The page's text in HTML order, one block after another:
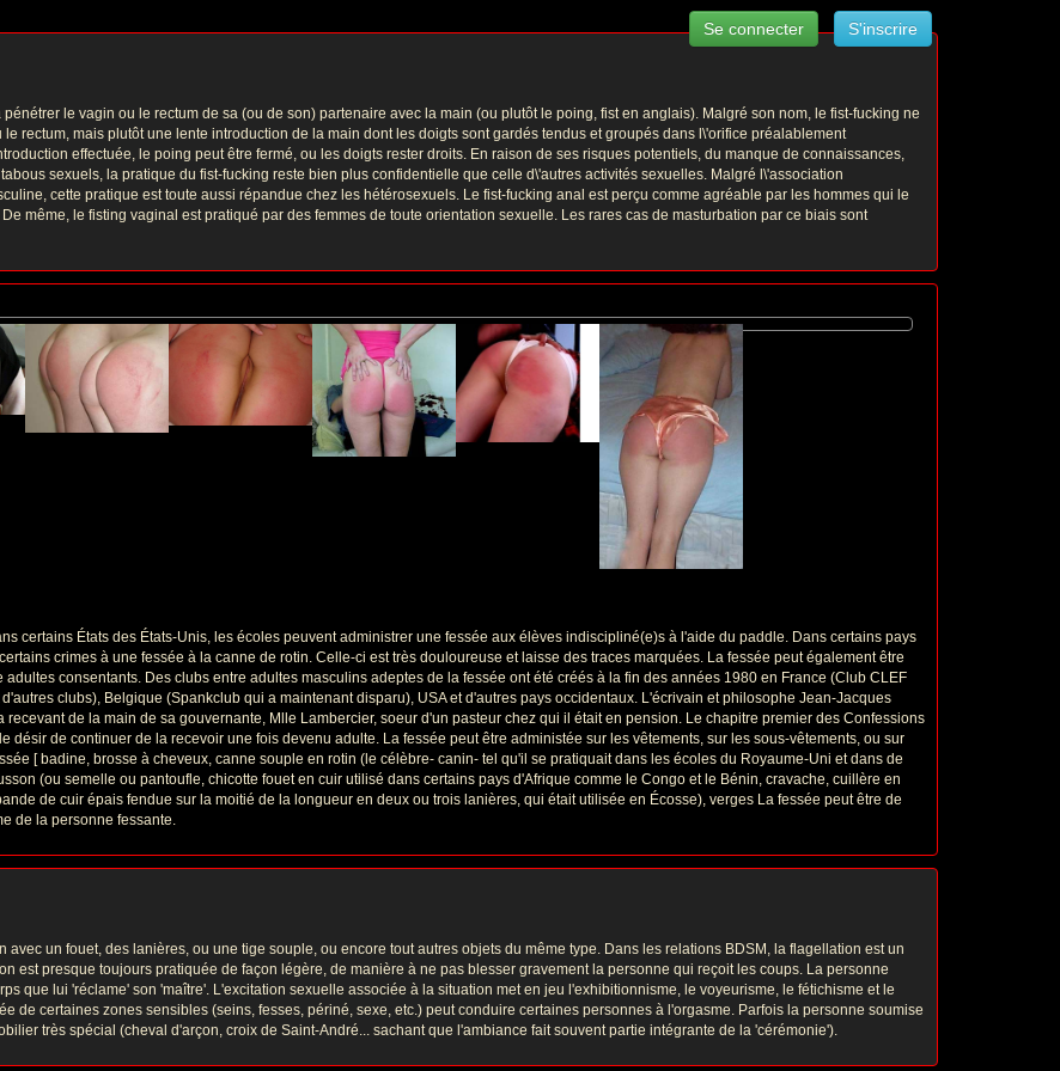
Se connecter S'inscrire
le vagin ou le rectum de sa (ou de son) partenaire avec la main (ou plutôt le poing, fist en anglais). Malgré son nom, le fist-fucking ne
rectum, mais plutôt une lente introduction de la main dont les doigts sont gardés tendus et groupés dans l\'orifice préalablement
effectuée, le poing peut être fermé, ou les doigts rester droits. En raison de ses risques potentiels, du manque de connaissances,
sexuels, la pratique du fist-fucking reste bien plus confidentielle que celle d\'autres activités sexuelles. Malgré l\'association
cette pratique est toute aussi répandue chez les hétérosexuels. Le fist-fucking anal est perçu comme agréable par les hommes qui le
même, le fisting vaginal est pratiqué par des femmes de toute orientation sexuelle. Les rares cas de masturbation par ce biais sont
certains États des États-Unis, les écoles peuvent administrer une fessée aux élèves indiscipliné(e)s à l'aide du paddle. Dans certains pays
crimes à une fessée à la canne de rotin. Celle-ci est très douloureuse et laisse des traces marquées. La fessée peut également être
consentants. Des clubs entre adultes masculins adeptes de la fessée ont été créés à la fin des années 1980 en France (Club CLEF
clubs), Belgique (Spankclub qui a maintenant disparu), USA et d'autres pays occidentaux. L'écrivain et philosophe Jean-Jacques
de la main de sa gouvernante, Mlle Lambercier, soeur d'un pasteur chez qui il était en pension. Le chapitre premier des Confessions
désir de continuer de la recevoir une fois devenu adulte. La fessée peut être administée sur les vêtements, sur les sous-vêtements, ou sur
[ badine, brosse à cheveux, canne souple en rotin (le célèbre- canin- tel qu'il se pratiquait dans les écoles du Royaume-Uni et dans de
(ou semelle ou pantoufle, chicotte fouet en cuir utilisé dans certains pays d'Afrique comme le Congo et le Bénin, cravache, cuillère en
de cuir épais fendue sur la moitié de la longueur en deux ou trois lanières, qui était utilisée en Écosse), verges La fessée peut être de
de la personne fessante.
un fouet, des lanières, ou une tige souple, ou encore tout autres objets du même type. Dans les relations BDSM, la flagellation est un
est presque toujours pratiquée de façon légère, de manière à ne pas blesser gravement la personne qui reçoit les coups. La personne
que lui 'réclame' son 'maître'. L'excitation sexuelle associée à la situation met en jeu l'exhibitionnisme, le voyeurisme, le fétichisme et le
de certaines zones sensibles (seins, fesses, périné, sexe, etc.) peut conduire certaines personnes à l'orgasme. Parfois la personne soumise
très spécial (cheval d'arçon, croix de Saint-André... sachant que l'ambiance fait souvent partie intégrante de la 'cérémonie').